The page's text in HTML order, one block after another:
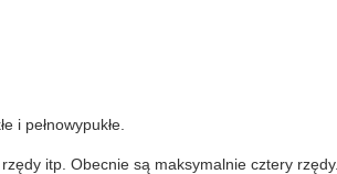
i pełnowypukłe.
itp. Obecnie są maksymalnie cztery rzędy.